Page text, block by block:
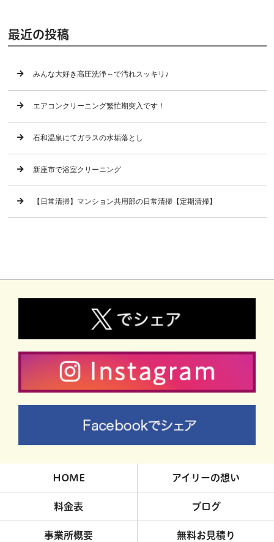
最近の投稿
みんな大好き高圧洗浄～で汚れスッキリ♪
エアコンクリーニング繁忙期突入です！
石和温泉にてガラスの水垢落とし
新座市で浴室クリーニング
【日常清掃】マンション共用部の日常清掃【定期清掃】
HOME アイリーの想い
料金表 ブログ
事業所概要 無料お見積り